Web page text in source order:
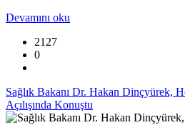
Devamını oku
2127
0
Sağlık Bakanı Dr. Hakan Dinçyürek,
Açılışında Konuştu